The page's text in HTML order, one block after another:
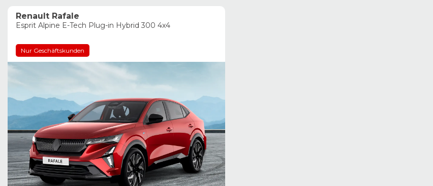
Renault Rafale
Esprit Alpine E-Tech Plug-in Hybrid 300 4x4
Nur Geschäftskunden